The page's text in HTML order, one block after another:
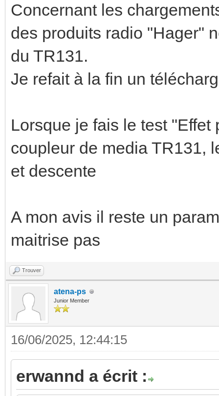
Concernant les
des produits radio "Hager"
du TR131.
Je refait à la fin un
Lorsque je fais le test
coupleur de media TR131,
et descente
A mon avis il reste un
maitrise pas
Trouver
atena-ps
Junior Member
16/06/2025, 12:44:15
erwannd a écrit :